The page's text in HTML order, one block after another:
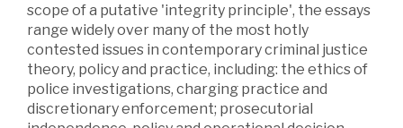
scope of a putative 'integrity principle', the essays
range widely over many of the most hotly
contested issues in contemporary criminal justice
theory, policy and practice, including: the ethics of
police investigations, charging practice and
discretionary enforcement; prosecutorial